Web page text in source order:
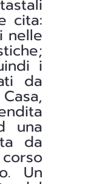
cita:
nelle
i
da
una
da
Un